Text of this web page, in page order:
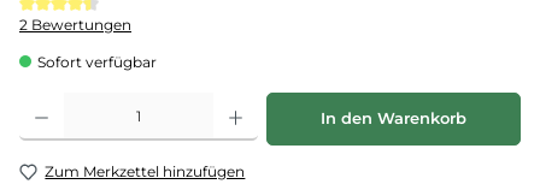
Durchschnittliche Bewertung von 4.5 von 5 Sternen
2 Bewertungen
Sofort verfügbar
Produkt Anzahl: Gib den gewünschten Wert ein oder benutze die Schaltflächen
In den Warenkorb
Zum Merkzettel hinzufügen